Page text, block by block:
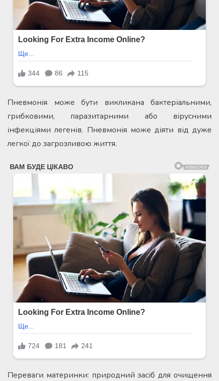
Пневмонія може бути викликана бактеріальними,
грибковими, паразитарними або вірусними
інфекціями легенів. Пневмонія може діяти від дуже
легкої до загрозливою життя.
Переваги материнки: природний засіб для очищення